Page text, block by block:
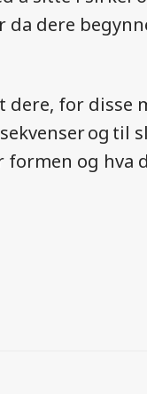
da dere
dere, for
og
formen og